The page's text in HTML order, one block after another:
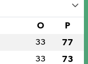
O P
33 77
33 73